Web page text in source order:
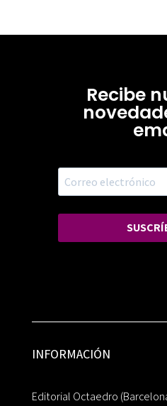
Recibe
INFORMACIÓN
Editorial Octaedro